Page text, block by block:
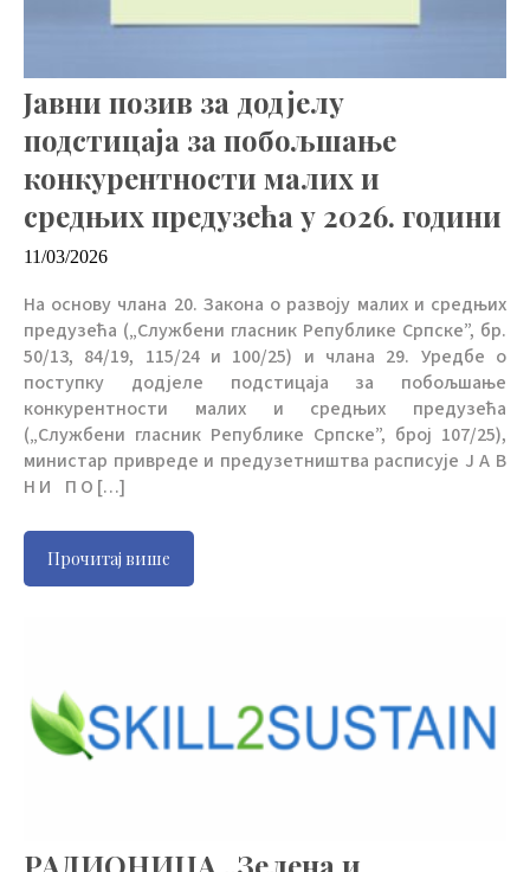
Јавни позив за додјелу
подстицаја за побољшање
конкурентности малих и
средњих предузећа у 2026. години
11/03/2026
На основу члана 20. Закона о развоју малих и средњих
предузећа („Службени гласник Републике Српске”, бр.
50/13, 84/19, 115/24 и 100/25) и члана 29. Уредбе о
поступку додјеле подстицаја за побољшање
конкурентности малих и средњих предузећа
(„Службени гласник Републике Српске”, број 107/25),
министар привреде и предузетништва расписује Ј А В
Н И П О […]
Прочитај више